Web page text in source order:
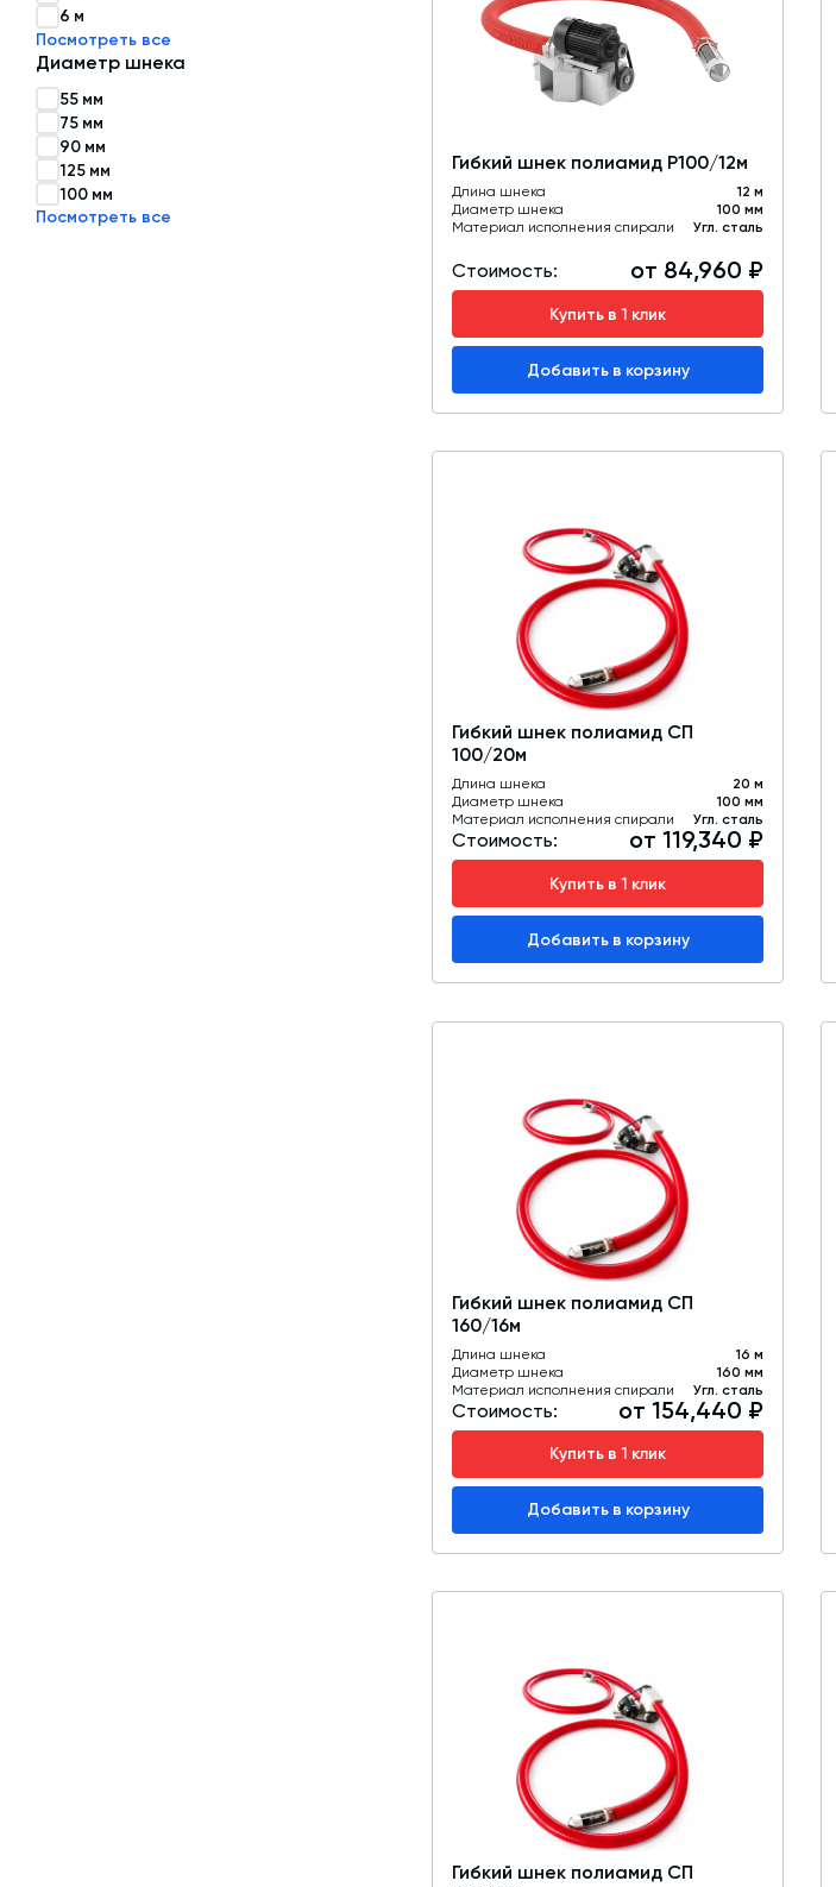
Затворы для силосов и дозаторов
Промышленные фильтры и
Авто и Ж/Д весы
Оборудование для
Пневмооборудование
Датчики
Промышленные вибраторы
Рециклинг
Дробильно-сортировочный
6 м
Посмотреть все
Диаметр шнека
55 мм
75 мм
90 мм
125 мм
100 мм
Посмотреть все
Гибкий шнек полиамид Р100/12м
Длина шнека
12 м
Диаметр шнека
100 мм
Материал исполнения спирали
Угл. сталь
Стоимость: от 84,960 ₽
Купить в 1 клик
Добавить в корзину
Гибкий шнек полиамид СП
100/20м
Длина шнека
20 м
Диаметр шнека
100 мм
Материал исполнения спирали
Угл. сталь
Стоимость: от 119,340 ₽
Купить в 1 клик
Добавить в корзину
Гибкий шнек полиамид СП
160/16м
Длина шнека
16 м
Диаметр шнека
160 мм
Материал исполнения спирали
Угл. сталь
Стоимость: от 154,440 ₽
Купить в 1 клик
Добавить в корзину
Гибкий шнек полиамид СП